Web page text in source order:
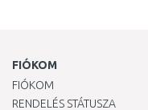
FIÓKOM
FIÓKOM
RENDELÉS STÁTUSZA